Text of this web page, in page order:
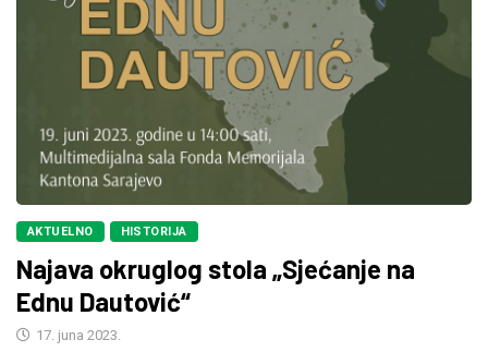
AKTUELNO HISTORIJA
Najava okruglog stola „Sjećanje na
Ednu Dautović“
17. juna 2023.